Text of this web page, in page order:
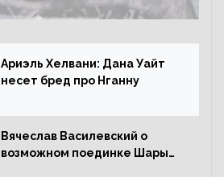
Ариэль Хелвани: Дана Уайт
несет бред про Нганну
Вячеслав Василевский о
возможном поединке Шары